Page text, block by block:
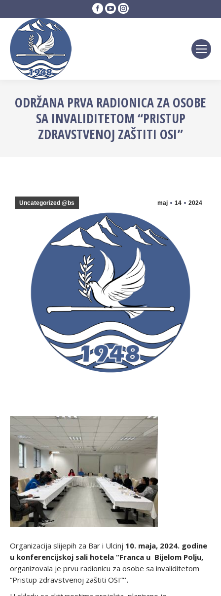
Facebook
page
YouTube
page
Instagram
page
ODRŽANA PRVA RADIONICA ZA OSOBE
SA INVALIDITETOM “PRISTUP
ZDRAVSTVENOJ ZAŠTITI OSI”
maj 14 2024
Uncategorized @bs
Organizacija slijepih za Bar i Ulcinj 10. maja, 2024. godine
u konferencijskoj sali hotela “Franca u Bijelom Polju,
organizovala je prvu radionicu za osobe sa invaliditetom
“Pristup zdravstvenoj zaštiti OSI””.